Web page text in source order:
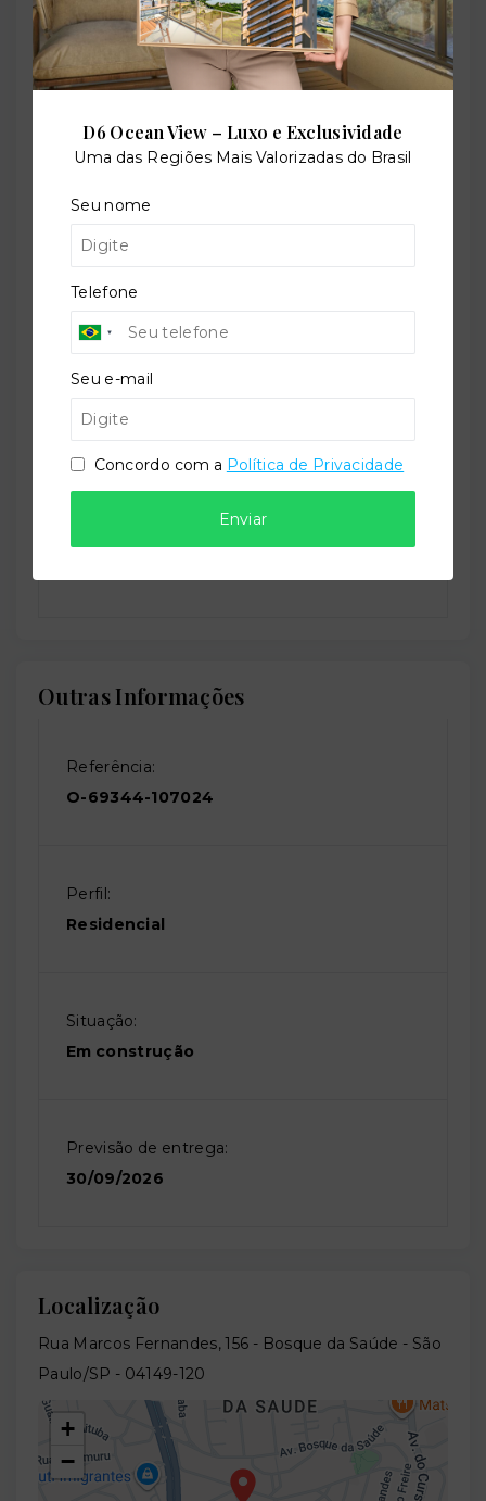
Piscina infantil
Salão de festas
Sauna
Outras Informações
Referência:
O-69344-107024
Perfil:
Residencial
Situação:
Em construção
Previsão de entrega:
30/09/2026
Localização
Rua Marcos Fernandes, 156 - Bosque da Saúde - São
Paulo/SP - 04149-120
+
−
D6 Ocean View – Luxo e Exclusividade
Uma das Regiões Mais Valorizadas do Brasil
Seu nome
Telefone
Seu e-mail
Concordo com a Política de Privacidade
Enviar